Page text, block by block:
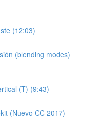
(12:03)
(blending modes)
(T) (9:43)
(Nuevo CC 2017)